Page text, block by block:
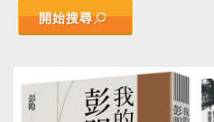
開始搜尋